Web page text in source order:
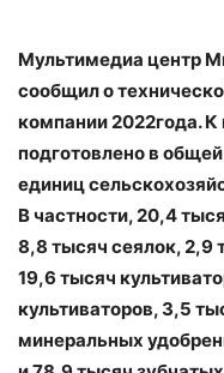
Мультимедиа центр
сообщил о
компании 2022года.К
подготовлено в
единиц
В частности, 20,4
8,8 тысяч сеялок, 2,9
19,6 тысяч
культиваторов, 3,5
минеральных